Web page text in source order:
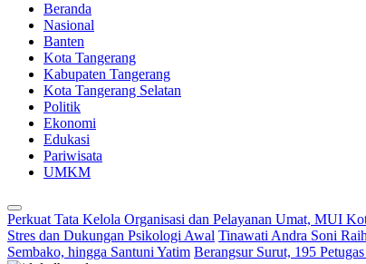
Beranda
Nasional
Banten
Kota Tangerang
Kabupaten Tangerang
Kota Tangerang Selatan
Politik
Ekonomi
Edukasi
Pariwisata
UMKM
Perkuat Tata Kelola Organisasi dan Pelayanan Umat, MUI
Stres dan Dukungan Psikologi Awal Tinawati Andra Soni
Sembako, hingga Santuni Yatim Berangsur Surut, 195